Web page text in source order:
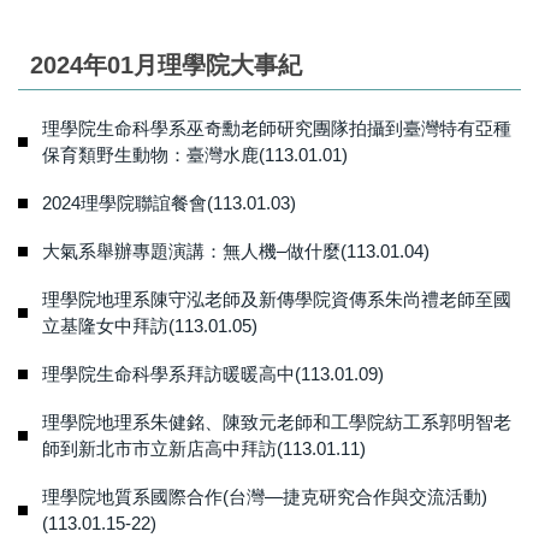
2024年01月理學院大事紀
理學院生命科學系巫奇勳老師研究團隊拍攝到臺灣特有亞種
保育類野生動物：臺灣水鹿(113.01.01)
2024理學院聯誼餐會(113.01.03)
大氣系舉辦專題演講：無人機–做什麼(113.01.04)
理學院地理系陳守泓老師及新傳學院資傳系朱尚禮老師至國
立基隆女中拜訪(113.01.05)
理學院生命科學系拜訪暖暖高中(113.01.09)
理學院地理系朱健銘、陳致元老師和工學院紡工系郭明智老
師到新北市市立新店高中拜訪(113.01.11)
理學院地質系國際合作(台灣—捷克研究合作與交流活動)
(113.01.15-22)